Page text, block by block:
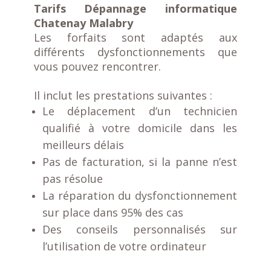
Tarifs Dépannage informatique
Chatenay Malabry
Les forfaits sont adaptés aux
différents dysfonctionnements que
vous pouvez rencontrer.
Il inclut les prestations suivantes :
Le déplacement d’un technicien
qualifié à votre domicile dans les
meilleurs délais
Pas de facturation, si la panne n’est
pas résolue
La réparation du dysfonctionnement
sur place dans 95% des cas
Des conseils personnalisés sur
l’utilisation de votre ordinateur